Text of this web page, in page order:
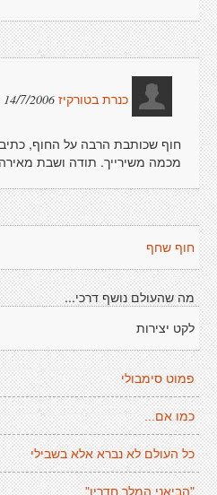
כנרת בטורקיז 14/7/2006 12:51:43
חוף שכותבת הרבה על החוף,
מכמה משירייך. תודה ושבת
חוף שחף
מה שהעולם נושף דרכי...
לקט יצירות
פמוט סימבולי
כמו אם...
כל העולם לא נברא אלא בשבילי
"הביאני המלך חדריו"